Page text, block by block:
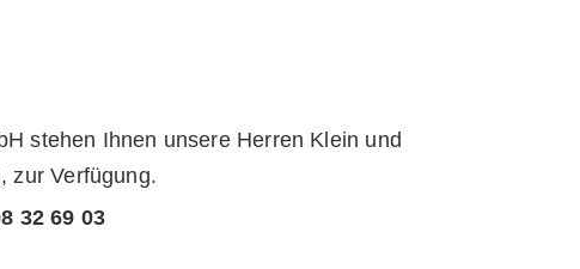
stehen Ihnen unsere Herren Klein und
zur Verfügung.
32 69 03